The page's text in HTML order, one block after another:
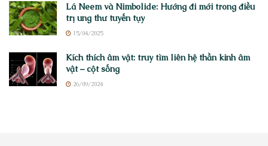
Lá Neem và Nimbolide: Hướng đi mới trong điều
trị ung thư tuyến tụy
15/04/2025
Kích thích âm vật: truy tìm liên hệ thần kinh âm
vật – cột sống
26/09/2024